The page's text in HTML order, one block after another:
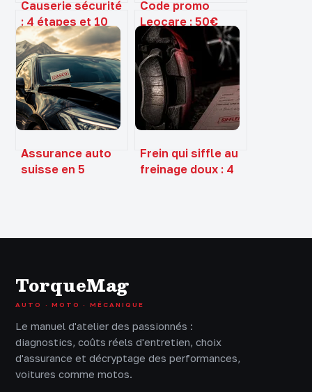
Causerie sécurité
: 4 étapes et 10
thèmes pour
transformer la
prévention sur le
terrain
Code promo
Leocare : 50€
offerts ou 1 mois
gratuit, comment
choisir ?
Assurance auto
suisse en 5
Frein qui siffle au
freinage doux : 4
TorqueMag
AUTO · MOTO · MÉCANIQUE
Le manuel d'atelier des passionnés :
diagnostics, coûts réels d'entretien, choix
d'assurance et décryptage des performances,
voitures comme motos.